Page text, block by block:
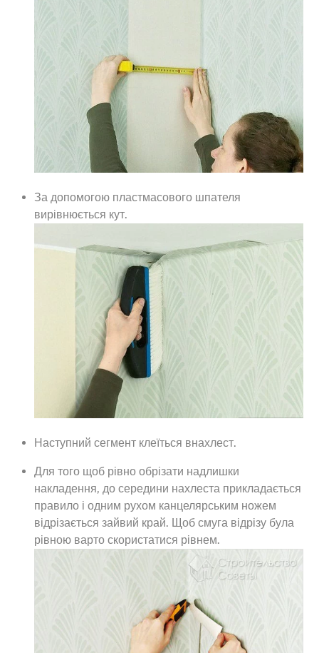
За допомогою пластмасового шпателя
вирівнюється кут.
Наступний сегмент клеїться внахлест.
Для того щоб рівно обрізати надлишки
накладення, до середини нахлеста прикладається
правило і одним рухом канцелярським ножем
відрізається зайвий край. Щоб смуга відрізу була
рівною варто скористатися рівнем.